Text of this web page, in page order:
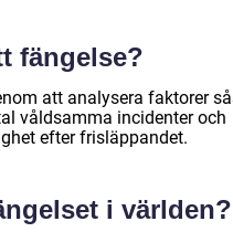
fängelse?
att analysera faktorer
våldsamma incidenter och
efter frisläppandet.
i världen?